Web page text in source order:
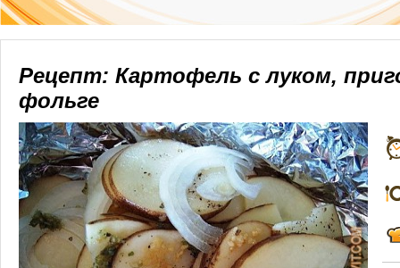
Рецепт: Картофель с луком,
фольге